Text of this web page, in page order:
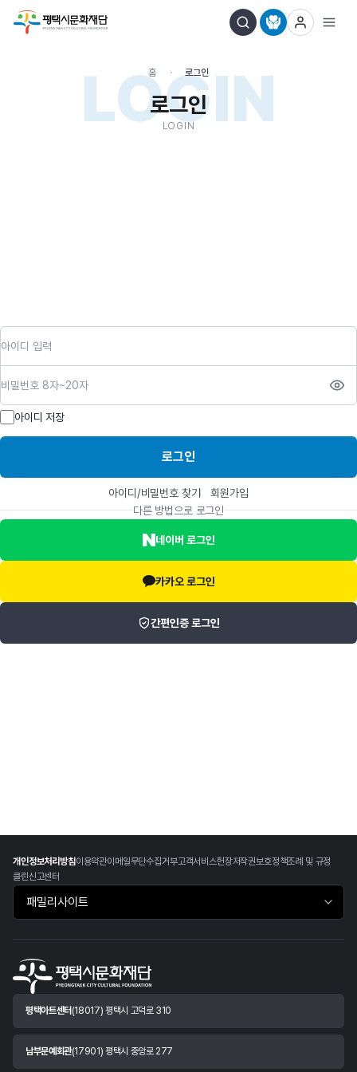
LOGIN
홈 로그인
로그인
LOGIN
아이디 저장
로그인
아이디/비밀번호 찾기
회원가입
다른 방법으로 로그인
네이버 로그인
카카오 로그인
간편인증 로그인
개인정보처리방침이용약관이메일무단수집거부고객서비스헌장저작권보호정책조례 및 규정
클린신고센터
패밀리사이트 바로가기
평택아트센터 (18017) 평택시 고덕로 310
남부문예회관(17901) 평택시 중앙로 277